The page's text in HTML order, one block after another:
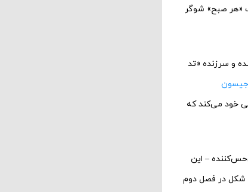
«هر صبح» شوگر
و سرزنده «تد
جیسون
خود می‌کند که
– این
شکل در فصل دوم